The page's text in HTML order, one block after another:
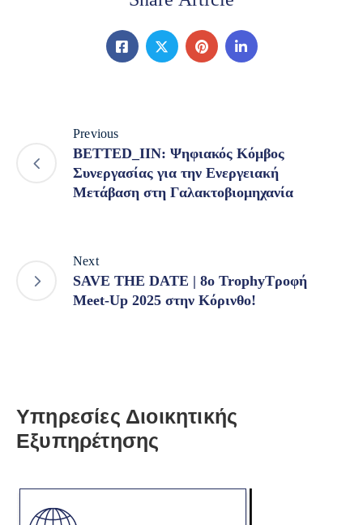
Previous
BETTED_IIN: Ψηφιακός Κόμβος
Συνεργασίας για την Ενεργειακή
Μετάβαση στη Γαλακτοβιομηχανία
Next
SAVE THE DATE | 8ο TrophyΤροφή
Meet-Up 2025 στην Κόρινθο!
Υπηρεσίες Διοικητικής
Εξυπηρέτησης